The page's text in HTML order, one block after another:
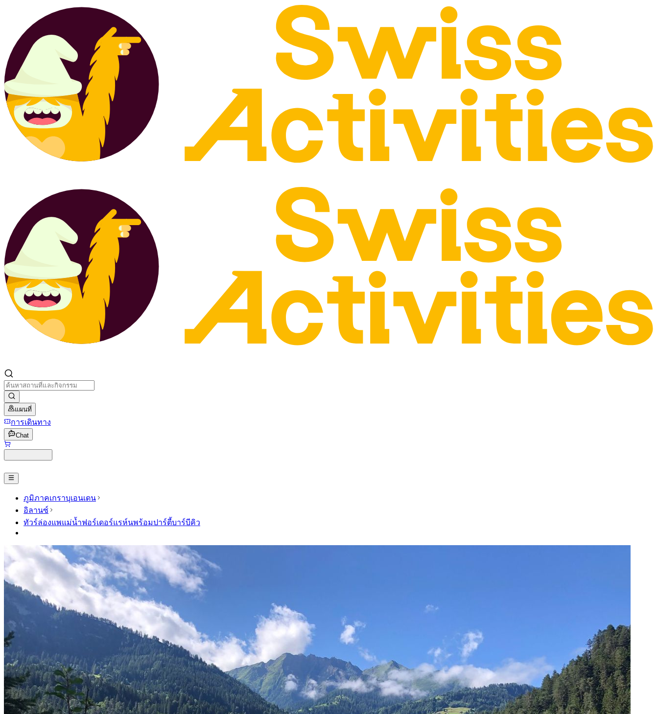
แผนที่
การเดินทาง
Chat
ภูมิภาคเกราบุเอนเดน
อิลานซ์
ทัวร์ล่องแพแม่น้ำฟอร์เดอร์แรห์นพร้อมปาร์ตี้บาร์บีคิว